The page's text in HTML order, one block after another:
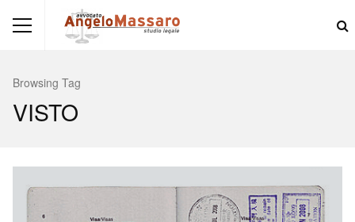
Browsing Tag
VISTO